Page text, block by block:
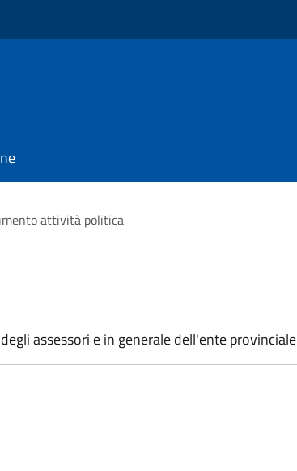
attività politica
assessori e in generale dell'ente provinciale